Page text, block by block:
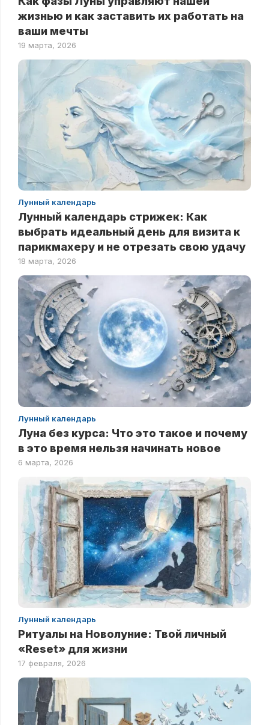
жизнью и как заставить их работать на
ваши мечты
19 марта, 2026
Лунный календарь
Лунный календарь стрижек: Как
выбрать идеальный день для визита к
парикмахеру и не отрезать свою удачу
18 марта, 2026
Лунный календарь
Луна без курса: Что это такое и почему
в это время нельзя начинать новое
6 марта, 2026
Лунный календарь
Ритуалы на Новолуние: Твой личный
«Reset» для жизни
17 февраля, 2026